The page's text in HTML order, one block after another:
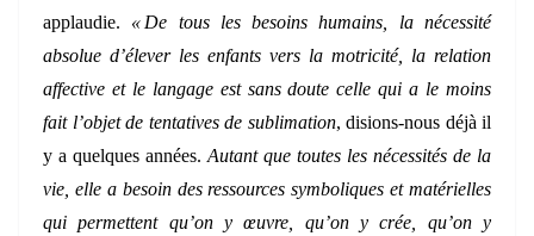
applaudie. « De tous les besoins humains, la nécessité
absolue d’élever les enfants vers la motricité, la relation
affective et le langage est sans doute celle qui a le moins
fait l’objet de tentatives de sublimation, disions-nous déjà il
y a quelques années. Autant que toutes les nécessités de la
vie, elle a besoin des ressources symboliques et matérielles
qui permettent qu’on y œuvre, qu’on y crée, qu’on y